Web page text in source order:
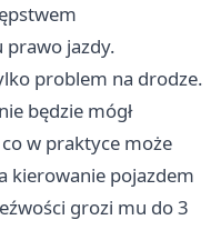
jazdy.
problem na drodze.
będzie mógł
w praktyce może
kierowanie pojazdem
grozi mu do 3